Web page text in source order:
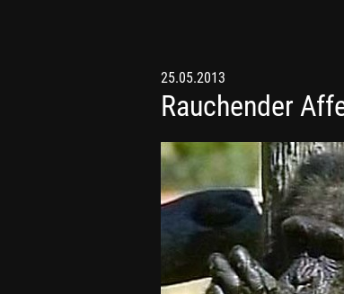
25.05.2013
Rauchender